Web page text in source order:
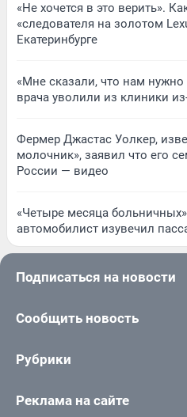
«Не хочется в это верить».
«следователя на золотом
Екатеринбурге
«Мне сказали, что нам нужно
врача уволили из клиники
Фермер Джастас Уолкер,
молочник», заявил что его
России — видео
«Четыре месяца
автомобилист изувечил
Подписаться на новости
Сообщить новость
Рубрики
Реклама на сайте